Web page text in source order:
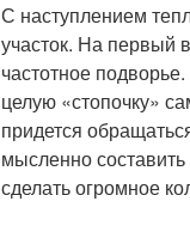
С наступлением
участок. На первый
частотное
целую «стопочку»
придется
мысленно
сделать огромное